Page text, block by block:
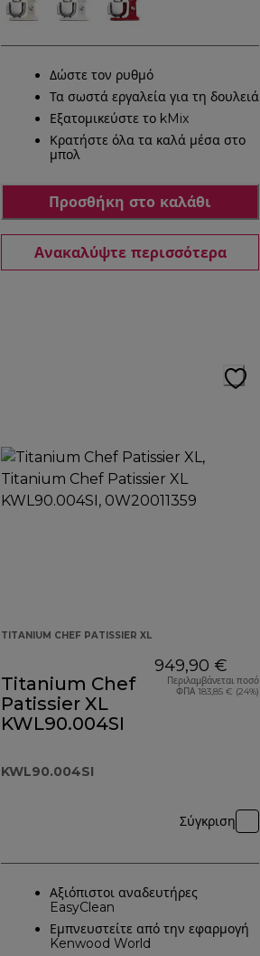
Δώστε τον ρυθμό
Τα σωστά εργαλεία για τη δουλειά
Εξατομικεύστε το kMix
Κρατήστε όλα τα καλά μέσα στο
μπολ
Προσθήκη στο καλάθι
Ανακαλύψτε περισσότερα
TITANIUM CHEF PATISSIER XL
Titanium Chef
Patissier XL
KWL90.004SI
KWL90.004SI
949,90 €
Περιλαμβάνεται ποσό
ΦΠΑ 183,85 € (24%)
Σύγκριση
Αξιόπιστοι αναδευτήρες
EasyClean
Εμπνευστείτε από την εφαρμογή
Kenwood World